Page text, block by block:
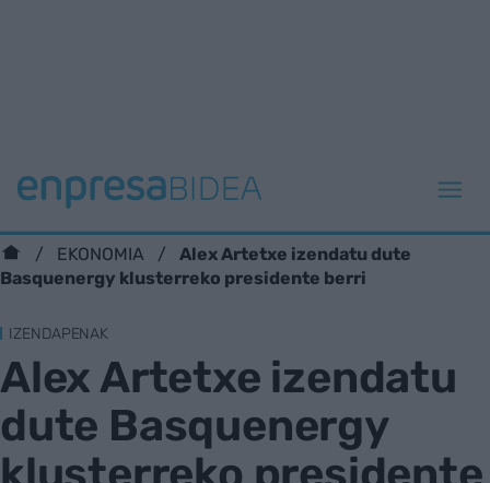
EKONOMIA
Alex Artetxe izendatu dute
Basquenergy klusterreko presidente berri
IZENDAPENAK
Alex Artetxe izendatu
dute Basquenergy